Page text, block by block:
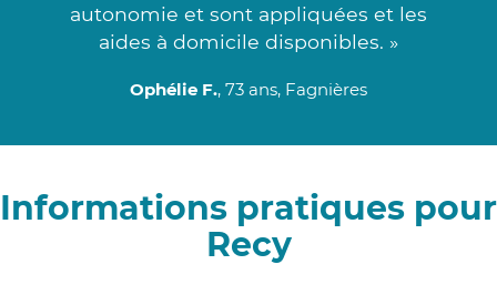
autonomie et sont appliquées et les
aides à domicile disponibles. »
Ophélie F., 73 ans, Fagnières
Informations pratiques pour
Recy